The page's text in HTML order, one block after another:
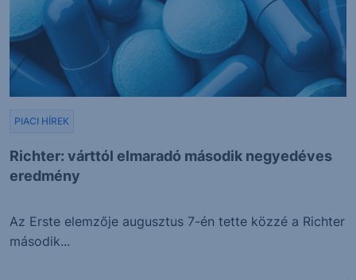
Richter: várttól elmaradó második negyedéves
eredmény
PIACI HÍREK
Az Erste elemzője augusztus 7-én tette közzé a Richter
második...